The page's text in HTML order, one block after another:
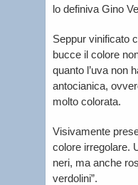
lo definiva Gino
Seppur vinificato
bucce il colore
quanto l’uva non
antocianica,
molto colorata.
Visivamente
colore irregolare.
neri, ma anche
verdolini”.